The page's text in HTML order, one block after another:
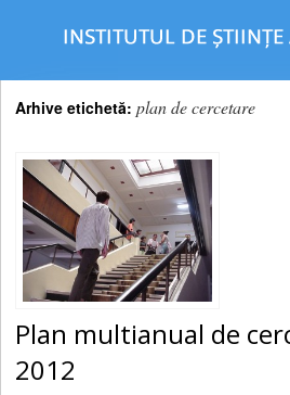
Arhive etichetă:plan de cercetare
Plan multianual de
2012